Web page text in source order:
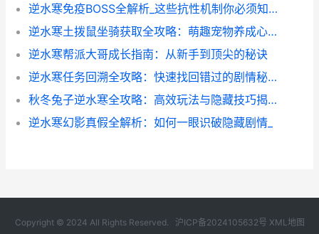
逆水寒免疫BOSS全解析_这些抗性机制你必须知道
逆水寒土拨鼠坐骑获取全攻略：萌趣宠物养成心得分享
逆水寒帮派大哥成长指南：从新手到顶尖的秘诀
逆水寒任务回溯全攻略：快速找回错过的剧情秘籍
秋冬兔子逆水寒全攻略：高效玩法与隐藏技巧揭秘
逆水寒幻影真假全解析：如何一眼识破隐藏剧情_
Copyright © 2024 All Rights Reserved. 沪ICP备2024105632号 XML地图